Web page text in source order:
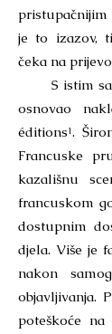
pristupačnijim
je to izazov,
čeka na
S istim
osnovao
éditions¹.
Francuske
kazališnu
francuskom
dostupnim
djela. Više je
nakon
objavljivanja.
poteškoće